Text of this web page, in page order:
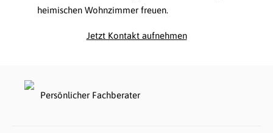
heimischen Wohnzimmer freuen.
Jetzt Kontakt aufnehmen
Persönlicher Fachberater